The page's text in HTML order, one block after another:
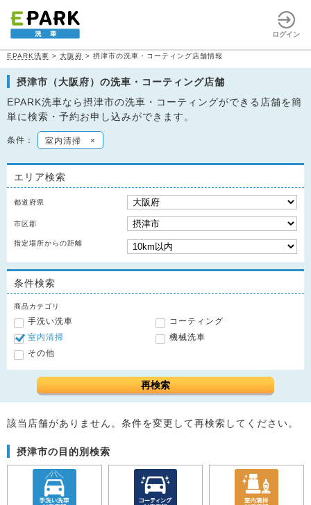
ログイン
EPARK洗車 > 大阪府 > 摂津市の洗車・コーティング店舗情報
摂津市（大阪府）の洗車・コーティング店舗
EPARK洗車なら摂津市の洗車・コーティングができる店舗を簡
単に検索・予約お申し込みができます。
条件： 室内清掃 ×
エリア検索
都道府県
市区郡
指定場所からの距離
条件検索
商品カテゴリ
手洗い洗車
コーティング
室内清掃
機械洗車
その他
再検索
該当店舗がありません。条件を変更して再検索してください。
摂津市の目的別検索